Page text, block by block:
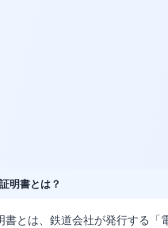
明書とは？
書とは、鉄道会社が発行する